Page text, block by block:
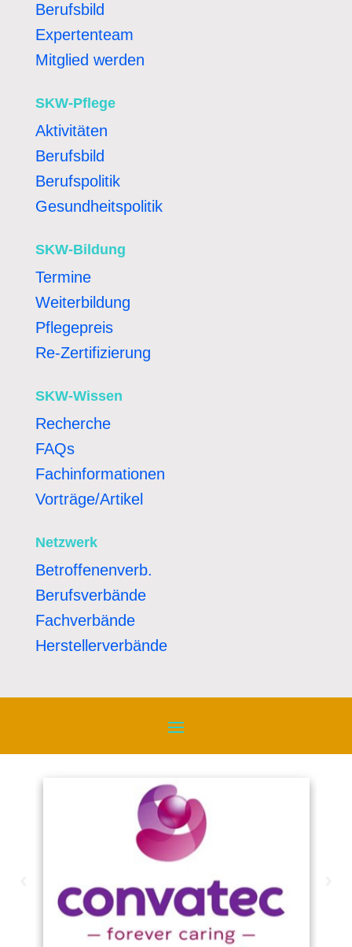
Berufsbild
Expertenteam
Mitglied werden
SKW-Pflege
Aktivitäten
Berufsbild
Berufspolitik
Gesundheitspolitik
SKW-Bildung
Termine
Weiterbildung
Pflegepreis
Re-Zertifizierung
SKW-Wissen
Recherche
FAQs
Fachinformationen
Vorträge/Artikel
Netzwerk
Betroffenenverb.
Berufsverbände
Fachverbände
Herstellerverbände